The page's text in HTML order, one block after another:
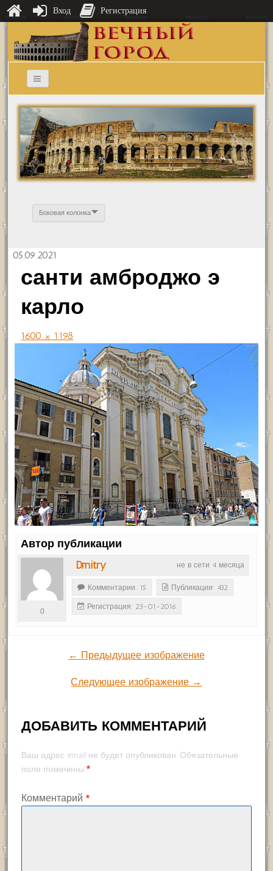
Боковая колонка
05.09.2021
санти амброджо э
карло
1600 × 1198
Автор публикации
не в сети 4 месяца
Dmitry
0
Комментарии: 15 Публикации: 432
Регистрация: 23-01-2016
← Предыдущее изображение
Следующее изображение →
ДОБАВИТЬ КОММЕНТАРИЙ
Ваш адрес email не будет опубликован. Обязательные
поля помечены *
Комментарий *
Вход Регистрация